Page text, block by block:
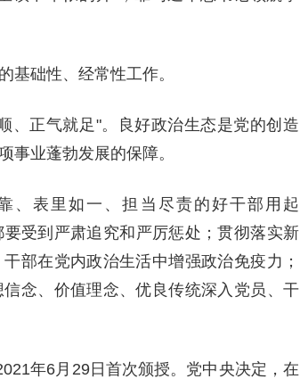
基础性、经常性工作。
、正气就足"。良好政治生态是党的创造
事业蓬勃发展的保障。
、表里如一、担当尽责的好干部用起
受到严肃追究和严厉惩处；贯彻落实新
部在党内政治生活中增强政治免疫力；
念、价值理念、优良传统深入党员、干
年6月29日首次颁授。党中央决定，在